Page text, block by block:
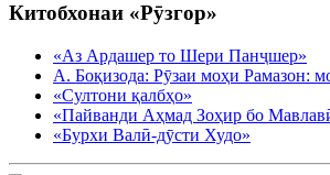
Китобхонаи «Рӯзгор»
«Аз Ардашер то Шери Панҷшер»
А. Боқизода: Рӯзаи моҳи Рамазон:
«Султони қалбҳо»
«Пайванди Аҳмад Зоҳир бо
«Бурхи Валӣ-дӯсти Худо»